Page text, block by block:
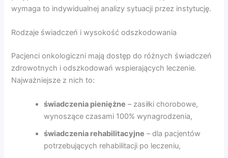
wymaga to indywidualnej analizy sytuacji przez instytucję.
Rodzaje świadczeń i wysokość odszkodowania
Pacjenci onkologiczni mają dostęp do różnych świadczeń
zdrowotnych i odszkodowań wspierających leczenie.
Najważniejsze z nich to:
świadczenia pieniężne – zasiłki chorobowe,
wynoszące czasami 100% wynagrodzenia,
świadczenia rehabilitacyjne – dla pacjentów
potrzebujących rehabilitacji po leczeniu,